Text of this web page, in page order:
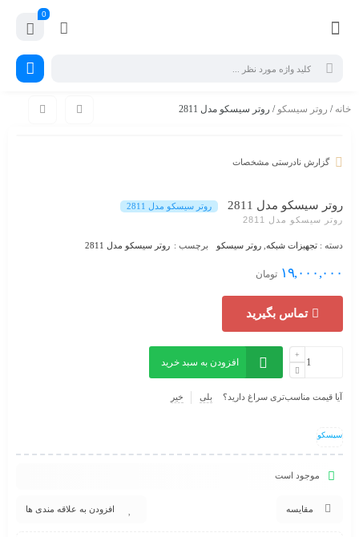
0
خانه / روتر سیسکو / روتر سیسکو مدل 2811
گزارش نادرستی مشخصات
روتر سیسکو مدل 2811
روتر سیسکو مدل 2811
روتر سیسکو مدل 2811
دسته : تجهیزات شبکه روتر سیسکو برچسب : روتر سیسکو مدل 2811
۱۹,۰۰۰,۰۰۰ تومان
تماس بگیرید
افزودن به سبد خرید
آیا قیمت مناسب‌تری سراغ دارید؟ بلی خیر
سیسکو
موجود است
مقایسه افزودن به علاقه مندی ها